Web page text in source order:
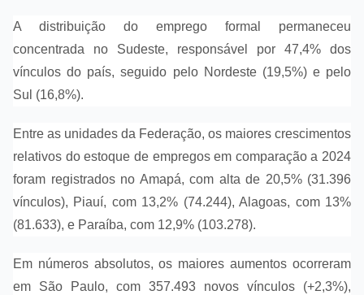
A distribuição do emprego formal permaneceu
concentrada no Sudeste, responsável por 47,4% dos
vínculos do país, seguido pelo Nordeste (19,5%) e pelo
Sul (16,8%).
Entre as unidades da Federação, os maiores crescimentos
relativos do estoque de empregos em comparação a 2024
foram registrados no Amapá, com alta de 20,5% (31.396
vínculos), Piauí, com 13,2% (74.244), Alagoas, com 13%
(81.633), e Paraíba, com 12,9% (103.278).
Em números absolutos, os maiores aumentos ocorreram
em São Paulo, com 357.493 novos vínculos (+2,3%),